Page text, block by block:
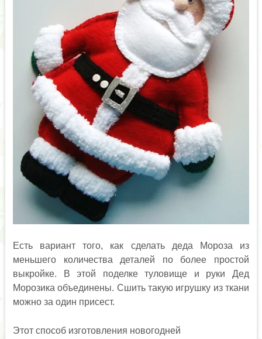
Есть вариант того, как сделать деда Мороза из
меньшего количества деталей по более простой
выкройке. В этой поделке туловище и руки Дед
Морозика объединены. Сшить такую игрушку из ткани
можно за один присест.
Этот способ изготовления новогодней